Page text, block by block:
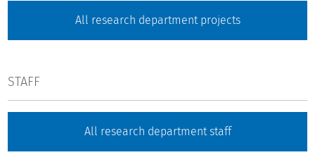
All research department projects
STAFF
All research department staff